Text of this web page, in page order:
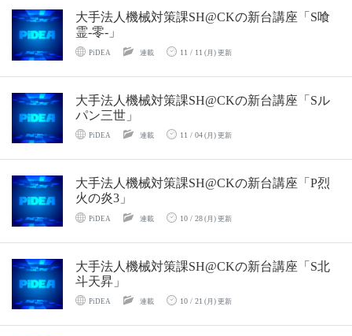
大手法人機械対策課SH@CKの新台講座「S喰
霊-零-」
PiDEA 連載 11 / 11 (月) 更新
大手法人機械対策課SH@CKの新台講座「Sル
パン三世」
PiDEA 連載 11 / 04(月) 更新
大手法人機械対策課SH@CKの新台講座「P烈
火の炎3」
PiDEA 連載 10 / 28(月) 更新
大手法人機械対策課SH@CKの新台講座「S北
斗天昇」
PiDEA 連載 10 / 21 (月) 更新